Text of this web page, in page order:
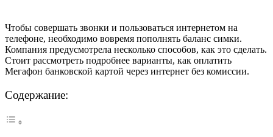
Чтобы совершать звонки и пользоваться интернетом на
телефоне, необходимо вовремя пополнять баланс симки.
Компания предусмотрела несколько способов, как это сделать.
Стоит рассмотреть подробнее варианты, как оплатить
Мегафон банковской картой через интернет без комиссии.
Содержание: